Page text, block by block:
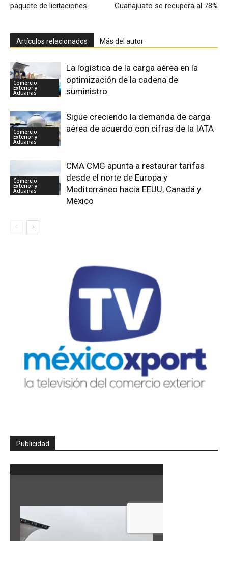
paquete de licitaciones
Guanajuato se recupera al 78%
Artículos relacionados Más del autor
Comercio
Exterior y
Aduanas
La logística de la carga aérea en la
optimización de la cadena de
suministro
Comercio
Exterior y
Aduanas
Sigue creciendo la demanda de carga
aérea de acuerdo con cifras de la IATA
Comercio
Exterior y
Aduanas
CMA CMG apunta a restaurar tarifas
desde el norte de Europa y
Mediterráneo hacia EEUU, Canadá y
México
Publicidad